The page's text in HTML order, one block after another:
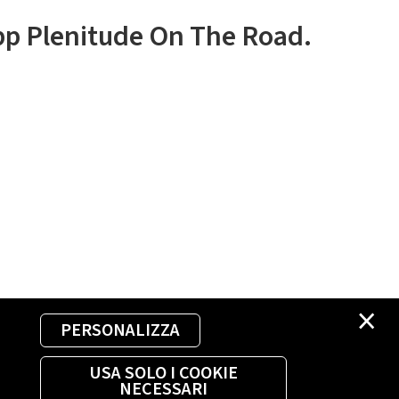
×
PERSONALIZZA
USA SOLO I COOKIE
NECESSARI
Plenitude On The Road.